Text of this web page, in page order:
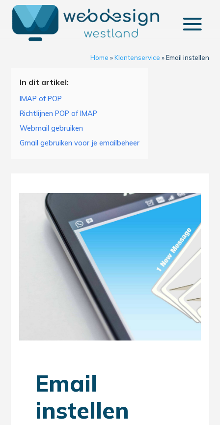
Home »Klantenservice »Email instellen
In dit artikel:
IMAP of POP
Richtlijnen POP of IMAP
Webmail gebruiken
Gmail gebruiken voor je emailbeheer
Email
instellen